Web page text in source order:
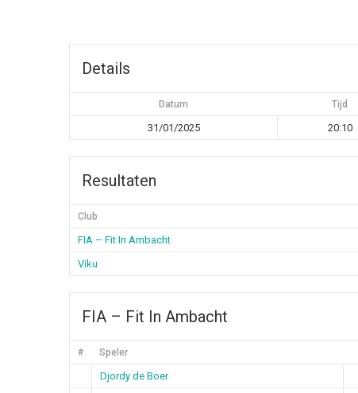
Details
Datum Tijd
31/01/2025 20:10
Resultaten
Club
FIA – Fit In Ambacht
Viku
FIA – Fit In Ambacht
# Speler
Djordy de Boer